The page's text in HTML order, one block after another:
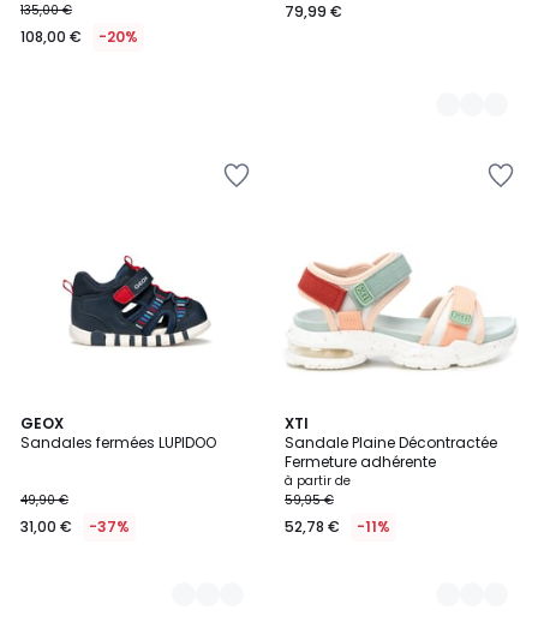
135,00 €
108,00 € -20%
79,99 €
GEOX
Sandales fermées LUPIDOO
49,90 €
31,00 € -37%
3
Couleurs
XTI
Sandale Plaine Décontractée
Fermeture adhérente
à partir de
59,95 €
52,78 € -11%
4
Couleurs